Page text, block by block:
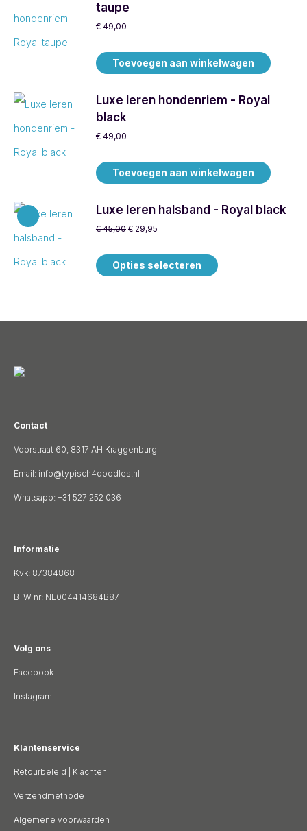
taupe
€ 49,00
Toevoegen aan winkelwagen
Luxe leren hondenriem - Royal
black
€ 49,00
Toevoegen aan winkelwagen
Luxe leren halsband - Royal black
€45,00 € 29,95
Opties selecteren Dit
Contact
Voorstraat 60, 8317 AH Kraggenburg
Email: info@typisch4doodles.nl
Whatsapp: +31 527 252 036
Informatie
Kvk: 87384868
BTW nr: NL004414684B87
Volg ons
Facebook
Instagram
Klantenservice
Retourbeleid Klachten
Verzendmethode
Algemene voorwaarden